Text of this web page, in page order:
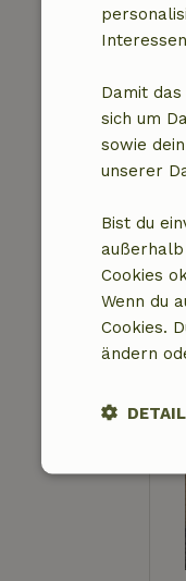
Damit
sich um
sowie
unserer
Bist du
Cookies
Wenn du
Cookies.
ändern